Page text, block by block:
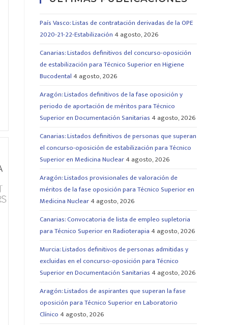
País Vasco: Listas de contratación derivadas de la OPE
2020-21-22-Estabilización4 agosto, 2026
Canarias: Listados definitivos del concurso-oposición
de estabilización para Técnico Superior en Higiene
Bucodental4 agosto, 2026
Aragón: Listados definitivos de la fase oposición y
periodo de aportación de méritos para Técnico
Superior en Documentación Sanitarias4 agosto, 2026
Canarias: Listados definitivos de personas que superan
el concurso-oposición de estabilización para Técnico
Superior en Medicina Nuclear4 agosto, 2026
Aragón: Listados provisionales de valoración de
méritos de la fase oposición para Técnico Superior en
Medicina Nuclear4 agosto, 2026
Canarias: Convocatoria de lista de empleo supletoria
para Técnico Superior en Radioterapia4 agosto, 2026
Murcia: Listados definitivos de personas admitidas y
excluidas en el concurso-oposición para Técnico
Superior en Documentación Sanitarias4 agosto, 2026
Aragón: Listados de aspirantes que superan la fase
oposición para Técnico Superior en Laboratorio
Clínico4 agosto, 2026